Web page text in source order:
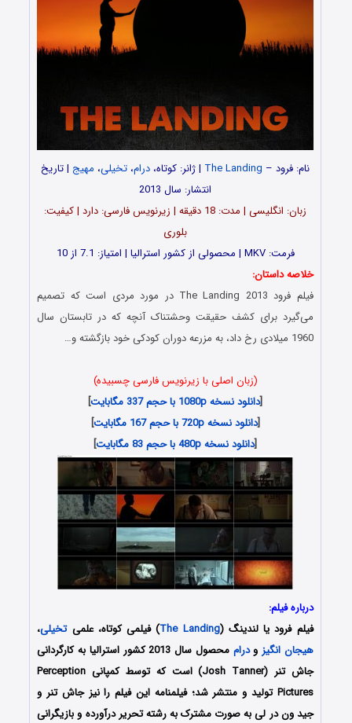
نام: فرود – The Landing | ژانر: کوتاه، درام، تخیلی، مهیج | تاریخ
انتشار: سال 2013
زبان: انگلیسی | مدت: 18 دقیقه | زیرنویس فارسی: دارد | کیفیت:
بلوری
فرمت: MKV | محصولی از کشور استرالیا | امتیاز: 7.1 از 10
خلاصه داستان:
فیلم فرود The Landing 2013 در مورد مردی است که تصمیم
می‌گیرد برای کشف حقیقت وحشتناک آنچه که در تابستان سال
1960 میلادی رخ داد، به مزرعه دوران کودکی خود بازگشته و…
(زبان اصلی با زیرنویس فارسی چسبیده)
[دانلود نسخه 1080p با حجم 337 مگابایت
]
[دانلود نسخه 720p با حجم 167 مگابایت
]
[دانلود نسخه 480p با حجم 83 مگابایت ]
درباره فیلم:
فیلم فرود یا لندینگ (The Landing) فیلمی کوتاه، علمیتخیلی،
هیجان انگیز ودرام
محصول سال 2013 کشور استرالیا به کارگردانی
جاش تنر (Josh Tanner) است که توسط کمپانی Perception
Pictures تولید و منتشر شد؛ فیلمنامه این فیلم را نیز جاش تنر و
جید ون در لی به صورت مشترک به رشته تحریر درآورده و بازیگرانی